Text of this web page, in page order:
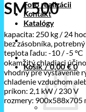
Foto realizácii
Kontakt
Katalógy
Košík /0,00€ 0
SM 500
kapacita: 250 kg / 24
bez zásobníka,
teplota ľadu: -10 / -5 °C
okamžitý chladiaci
vhodný pre vystavenie
chladenie vzduchom
príkon: 2,1 kW / 230 V
rozmery: 900x588x705